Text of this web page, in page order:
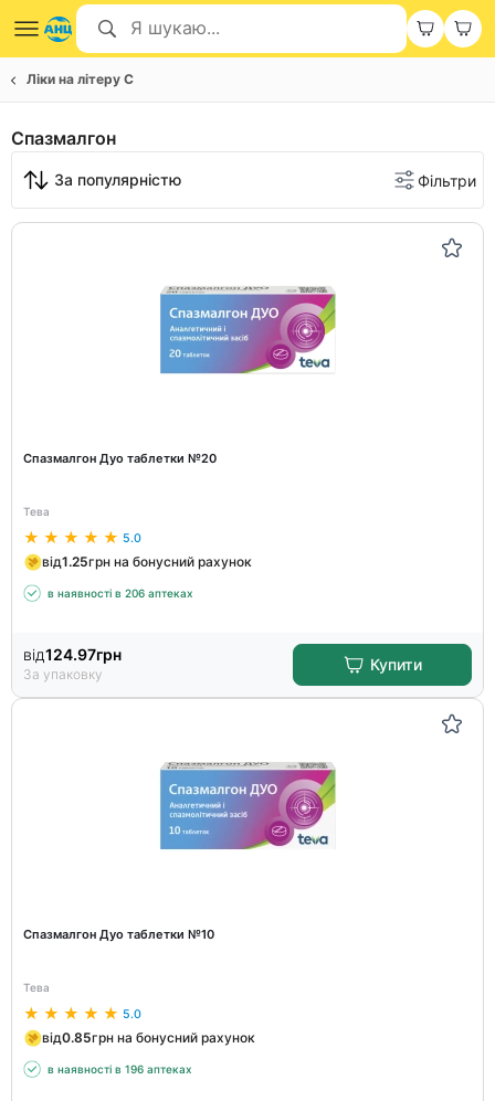
Ліки на літеру С
Спазмалгон
За популярністю Фільтри
Спазмалгон Дуо таблетки №20
Тева
5.0
від1.25грн на бонусний рахунок
в наявності в 206 аптеках
від124.97грн
За упаковку
Купити
Спазмалгон Дуо таблетки №10
Тева
5.0
від0.85грн на бонусний рахунок
в наявності в 196 аптеках